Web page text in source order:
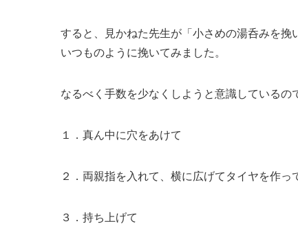
すると、見かねた先生が「小さめの湯呑みを挽
いつものように挽いてみました。
なるべく手数を少なくしようと意識しているの
１．真ん中に穴をあけて
２．両親指を入れて、横に広げてタイヤを作っ
３．持ち上げて